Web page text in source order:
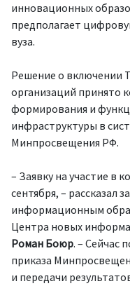
инновационных
предполагает
вуза.
Решение о включении
организаций принято
формирования и
инфраструктуры в
Минпросвещения РФ.
– Заявку на участие в
сентября, – рассказал
информационным
Центра новых
Роман Боюр. – Сейчас
приказа
и передачи